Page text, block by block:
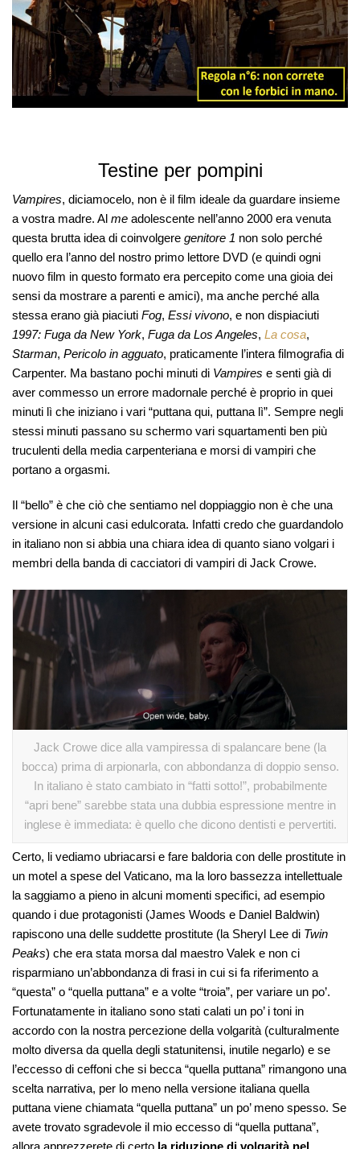
Testine per pompini
Vampires, diciamocelo, non è il film ideale da guardare insieme
a vostra madre. Al me adolescente nell’anno 2000 era venuta
questa brutta idea di coinvolgere genitore 1 non solo perché
quello era l’anno del nostro primo lettore DVD (e quindi ogni
nuovo film in questo formato era percepito come una gioia dei
sensi da mostrare a parenti e amici), ma anche perché alla
stessa erano già piaciuti Fog, Essi vivono, e non dispiaciuti
1997: Fuga da New York, Fuga da Los Angeles, La cosa,
Starman, Pericolo in agguato, praticamente l’intera filmografia di
Carpenter. Ma bastano pochi minuti di Vampires e senti già di
aver commesso un errore madornale perché è proprio in quei
minuti lì che iniziano i vari “puttana qui, puttana lì”. Sempre negli
stessi minuti passano su schermo vari squartamenti ben più
truculenti della media carpenteriana e morsi di vampiri che
portano a orgasmi.
Il “bello” è che ciò che sentiamo nel doppiaggio non è che una
versione in alcuni casi edulcorata. Infatti credo che guardandolo
in italiano non si abbia una chiara idea di quanto siano volgari i
membri della banda di cacciatori di vampiri di Jack Crowe.
Jack Crowe dice alla vampiressa di spalancare bene (la
bocca) prima di arpionarla, con abbondanza di doppio senso.
In italiano è stato cambiato in “fatti sotto!”, probabilmente
“apri bene” sarebbe stata una dubbia espressione mentre in
inglese è immediata: è quello che dicono dentisti e pervertiti.
Certo, li vediamo ubriacarsi e fare baldoria con delle prostitute in
un motel a spese del Vaticano, ma la loro bassezza intellettuale
la saggiamo a pieno in alcuni momenti specifici, ad esempio
quando i due protagonisti (James Woods e Daniel Baldwin)
rapiscono una delle suddette prostitute (la Sheryl Lee di Twin
Peaks) che era stata morsa dal maestro Valek e non ci
risparmiano un’abbondanza di frasi in cui si fa riferimento a
“questa” o “quella puttana” e a volte “troia”, per variare un po’.
Fortunatamente in italiano sono stati calati un po’ i toni in
accordo con la nostra percezione della volgarità (culturalmente
molto diversa da quella degli statunitensi, inutile negarlo) e se
l’eccesso di ceffoni che si becca “quella puttana” rimangono una
scelta narrativa, per lo meno nella versione italiana quella
puttana viene chiamata “quella puttana” un po’ meno spesso. Se
avete trovato sgradevole il mio eccesso di “quella puttana”,
allora apprezzerete di certo la riduzione di volgarità nel